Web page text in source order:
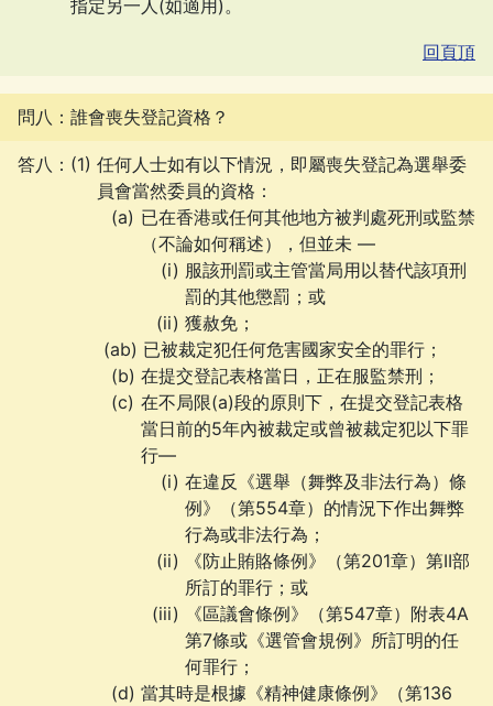
指定另一人(如適用)。
回頁頂
問八：誰會喪失登記資格？
答八：
任何人士如有以下情況，即屬喪失登記為選舉委
員會當然委員的資格：
已在香港或任何其他地方被判處死刑或監禁
（不論如何稱述），但並未 —
服該刑罰或主管當局用以替代該項刑
罰的其他懲罰；或
獲赦免；
(ab) 已被裁定犯任何危害國家安全的罪行；
在提交登記表格當日，正在服監禁刑；
在不局限(a)段的原則下，在提交登記表格
當日前的5年內被裁定或曾被裁定犯以下罪
行—
在違反《選舉（舞弊及非法行為）條
例》（第554章）的情況下作出舞弊
行為或非法行為；
《防止賄賂條例》（第201章）第II部
所訂的罪行；或
《區議會條例》（第547章）附表4A
第7條或《選管會規例》所訂明的任
何罪行；
當其時是根據《精神健康條例》（第136